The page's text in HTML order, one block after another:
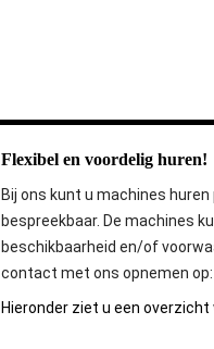
Flexibel en voordelig huren!
Bij ons kunt u machines
bespreekbaar. De machines
beschikbaarheid en/of
contact met ons opnemen op:
Hieronder ziet u een